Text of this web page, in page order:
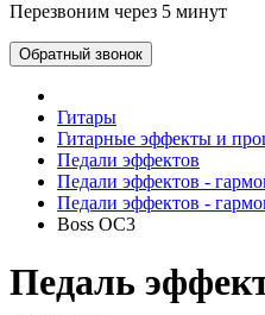
Перезвоним через 5 минут
Обратный звонок
Гитары
Гитарные эффекты и
Педали эффектов
Педали эффектов -
Педали эффектов -
Boss OC3
Педаль